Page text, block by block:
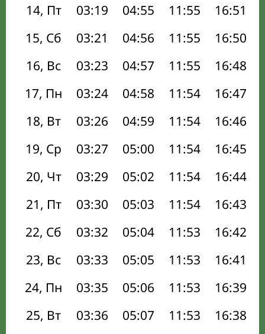
14, Пт
03:19 04:55 11:55 16:51
15, Сб
03:21 04:56 11:55 16:50
16, Вс
03:23 04:57 11:55 16:48
17, Пн
03:24 04:58 11:54 16:47
18, Вт
03:26 04:59 11:54 16:46
19, Ср
03:27 05:00 11:54 16:45
20, Чт
03:29 05:02 11:54 16:44
21, Пт
03:30 05:03 11:54 16:43
22, Сб
03:32 05:04 11:53 16:42
23, Вс
03:33 05:05 11:53 16:41
24, Пн
03:35 05:06 11:53 16:39
25, Вт
03:36 05:07 11:53 16:38